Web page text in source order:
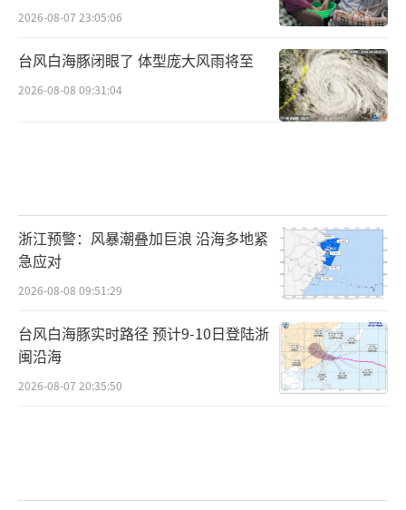
2026-08-07 23:05:06
台风白海豚闭眼了 体型庞大风雨将至
2026-08-08 09:31:04
浙江预警：风暴潮叠加巨浪 沿海多地紧
急应对
2026-08-08 09:51:29
台风白海豚实时路径 预计9-10日登陆浙
闽沿海
2026-08-07 20:35:50